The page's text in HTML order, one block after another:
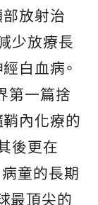
放射治
少放療長
白血病。
第一篇捨
內化療的
後更在
童的長期
最頂尖的